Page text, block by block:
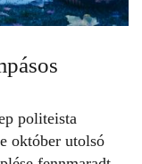
politeista
október utolsó